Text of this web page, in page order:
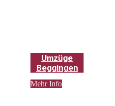
Umzüge
Beggingen
Mehr Info